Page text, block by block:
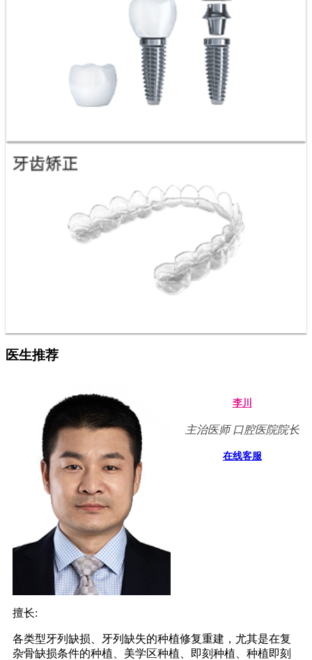
医生推荐
李川
主治医师 口腔医院院长
在线客服
擅长:
各类型牙列缺损、牙列缺失的种植修复重建，尤其是在复
杂骨缺损条件的种植、美学区种植、即刻种植、种植即刻